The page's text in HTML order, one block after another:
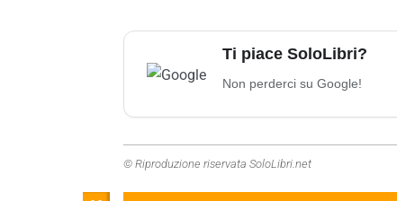
Ti piace SoloLibri?
Non perderci su Google!
© Riproduzione riservata SoloLibri.net